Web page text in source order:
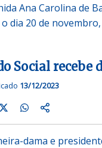
Ana Carolina de
o dia 20 de
Social recebe
13/12/2023
dama e